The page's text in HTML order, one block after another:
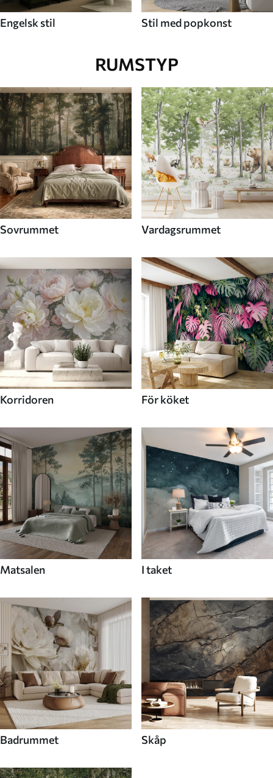
Engelsk stil Stil med popkonst
RUMSTYP
Sovrummet Vardagsrummet
Korridoren För köket
Matsalen I taket
Badrummet Skåp